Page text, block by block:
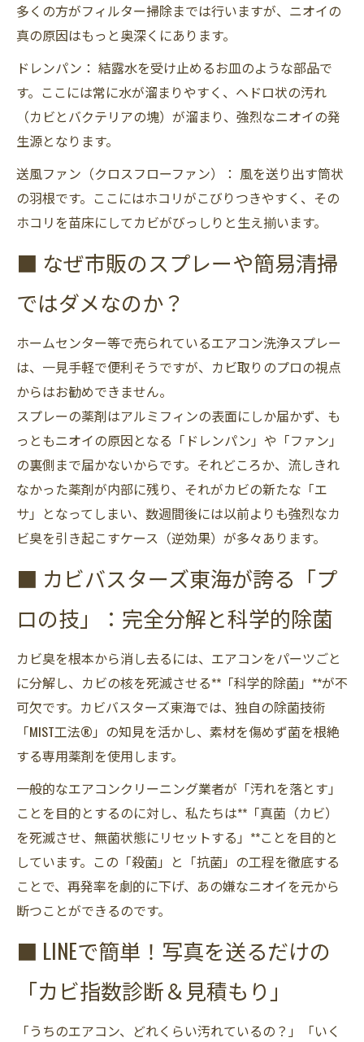
多くの方がフィルター掃除までは行いますが、ニオイの
真の原因はもっと奥深くにあります。
ドレンパン： 結露水を受け止めるお皿のような部品で
す。ここには常に水が溜まりやすく、ヘドロ状の汚れ
（カビとバクテリアの塊）が溜まり、強烈なニオイの発
生源となります。
送風ファン（クロスフローファン）： 風を送り出す筒状
の羽根です。ここにはホコリがこびりつきやすく、その
ホコリを苗床にしてカビがびっしりと生え揃います。
■ なぜ市販のスプレーや簡易清掃
ではダメなのか？
ホームセンター等で売られているエアコン洗浄スプレー
は、一見手軽で便利そうですが、カビ取りのプロの視点
からはお勧めできません。
スプレーの薬剤はアルミフィンの表面にしか届かず、も
っともニオイの原因となる「ドレンパン」や「ファン」
の裏側まで届かないからです。それどころか、流しきれ
なかった薬剤が内部に残り、それがカビの新たな「エ
サ」となってしまい、数週間後には以前よりも強烈なカ
ビ臭を引き起こすケース（逆効果）が多々あります。
■ カビバスターズ東海が誇る「プ
ロの技」：完全分解と科学的除菌
カビ臭を根本から消し去るには、エアコンをパーツごと
に分解し、カビの核を死滅させる**「科学的除菌」**が不
可欠です。カビバスターズ東海では、独自の除菌技術
「MIST工法®」の知見を活かし、素材を傷めず菌を根絶
する専用薬剤を使用します。
一般的なエアコンクリーニング業者が「汚れを落とす」
ことを目的とするのに対し、私たちは**「真菌（カビ）
を死滅させ、無菌状態にリセットする」**ことを目的と
しています。この「殺菌」と「抗菌」の工程を徹底する
ことで、再発率を劇的に下げ、あの嫌なニオイを元から
断つことができるのです。
■ LINEで簡単！写真を送るだけの
「カビ指数診断＆見積もり」
「うちのエアコン、どれくらい汚れているの？」「いく